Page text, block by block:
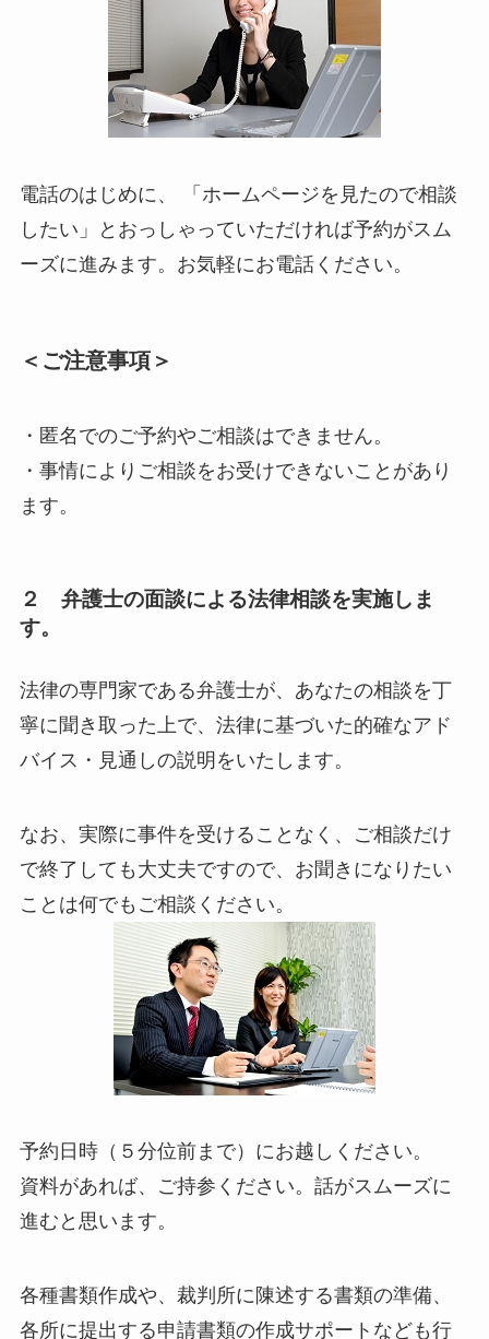
電話のはじめに、 「ホームページを見たので相談
したい」とおっしゃっていただければ予約がスム
ーズに進みます。お気軽にお電話ください。
＜ご注意事項＞
・匿名でのご予約やご相談はできません。
・事情によりご相談をお受けできないことがあり
ます。
２ 弁護士の面談による法律相談を実施しま
す。
法律の専門家である弁護士が、あなたの相談を丁
寧に聞き取った上で、法律に基づいた的確なアド
バイス・見通しの説明をいたします。
なお、実際に事件を受けることなく、ご相談だけ
で終了しても大丈夫ですので、お聞きになりたい
ことは何でもご相談ください。
予約日時（５分位前まで）にお越しください。
資料があれば、ご持参ください。話がスムーズに
進むと思います。
各種書類作成や、裁判所に陳述する書類の準備、
各所に提出する申請書類の作成サポートなども行